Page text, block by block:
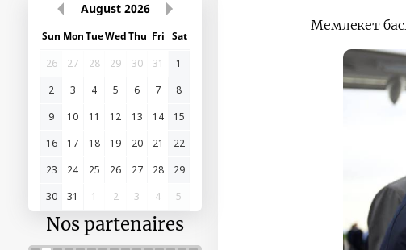
August 2026
Sun MonTueWedThu Fri Sat
26
27 28 29 30 31
1
2
3 4 5 6 7
8
9
10 11 12 13 14
15
16
17 18 19 20 21
22
23
24 25 26 27 28
29
30
31 1 2 3 4 5
Nos partenaires
Мемлекет